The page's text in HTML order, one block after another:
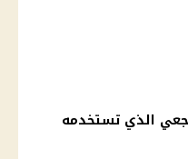
الذي تستخدمه